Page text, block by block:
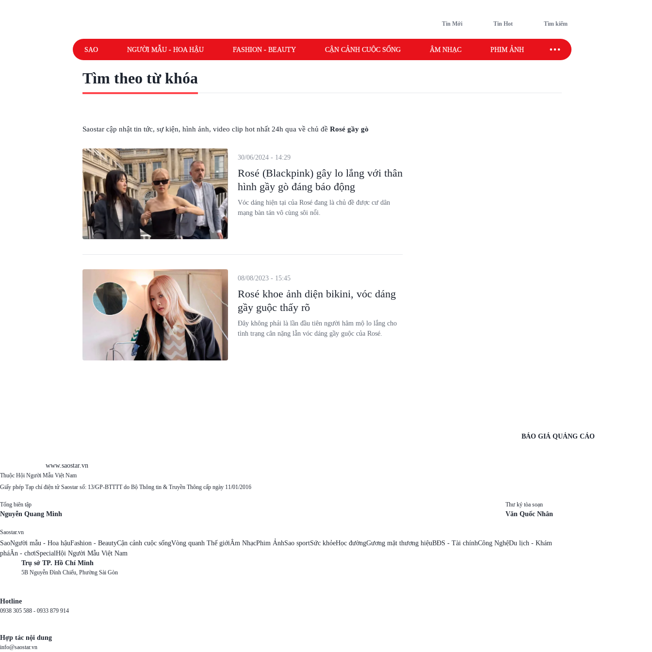
Tin Mới Tin Hot Tìm kiếm
SAO NGƯỜI MẪU - HOA HẬU FASHION - BEAUTY CẬN CẢNH CUỘC SỐNG ÂM NHẠC PHIM ẢNH SAO SPORT
Tìm theo từ khóa
Saostar cập nhật tin tức, sự kiện, hình ảnh, video clip hot nhất 24h qua về chủ đề Rosé gầy gò
Rosé (Blackpink) gây lo lắng với thân
hình gầy gò đáng báo động
30/06/2024 - 14:29
Vóc dáng hiện tại của Rosé đang là chủ đề được cư dân
mạng bàn tán vô cùng sôi nổi.
Rosé khoe ảnh diện bikini, vóc dáng
gầy guộc thấy rõ
08/08/2023 - 15:45
Đây không phải là lần đầu tiên người hâm mộ lo lắng cho
tình trạng cân nặng lẫn vóc dáng gầy guộc của Rosé.
www.saostar.vn
BÁO GIÁ QUẢNG CÁO
Thuộc Hội Người Mẫu Việt Nam
Giấy phép Tạp chí điện tử Saostar số: 13/GP-BTTTT do Bộ Thông tin & Truyền Thông cấp ngày 11/01/2016
Tổng biên tập
Nguyễn Quang Minh
Thư ký tòa soạn
Văn Quốc Nhân
Saostar.vn
SaoNgười mẫu - Hoa hậuFashion - BeautyCận cảnh cuộc sốngVòng quanh Thế giớiÂm NhạcPhim ẢnhSao sportSức khỏeHọc đườngGương mặt thương hiệuBĐS - Tài chínhCông NghệDu lịch - Khám
pháĂn - chơiSpecialHội Người Mẫu Việt Nam
Trụ sở TP. Hồ Chí Minh
5B Nguyễn Đình Chiểu, Phường Sài Gòn
Hotline
0938 305 588 - 0933 879 914
Hợp tác nội dung
info@saostar.vn